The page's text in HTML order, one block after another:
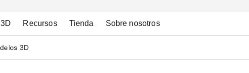
Recursos Tienda Sobre nosotros
3D